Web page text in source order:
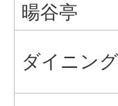
暘谷亭
ダイニン